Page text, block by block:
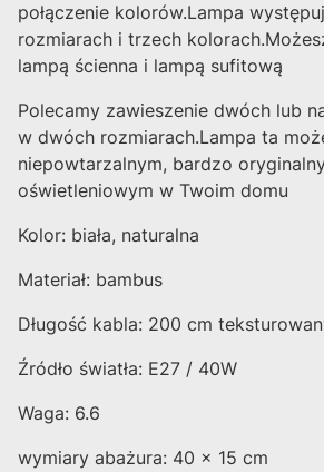
połączenie kolorów.Lampa
rozmiarach i trzech
lampą ścienna i lampą sufitową
Polecamy zawieszenie dwóch lub
w dwóch rozmiarach.Lampa ta
niepowtarzalnym, bardzo
oświetleniowym w Twoim domu
Kolor: biała, naturalna
Materiał: bambus
Długość kabla: 200 cm
Źródło światła: E27 / 40W
Waga: 6.6
wymiary abażura: 40 x 15 cm